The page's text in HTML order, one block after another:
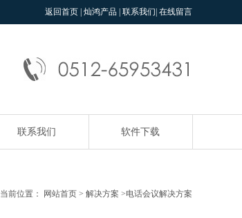
返回首页 灿鸿产品 联系我们 在线留言
联系我们 软件下载
当前位置： 网站首页 > 解决方案 >电话会议解决方案